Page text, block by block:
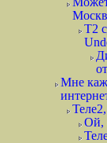
T2
Мне
Ой,